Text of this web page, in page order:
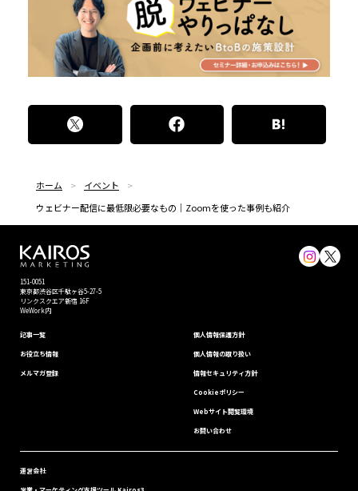
ホーム
イベント
ウェビナー配信に最低限必要なもの｜Zoomを使った事例も紹介
151-0051
東京都渋⾕区千駄ヶ谷5-27-5
リンクスクエア新宿 16F
WeWork内
記事一覧
お役立ち情報
メルマガ登録
個⼈情報保護⽅針
個人情報の取り扱い
情報セキュリティ⽅針
Cookieポリシー
Webサイト閲覧環境
お問い合わせ
運営会社